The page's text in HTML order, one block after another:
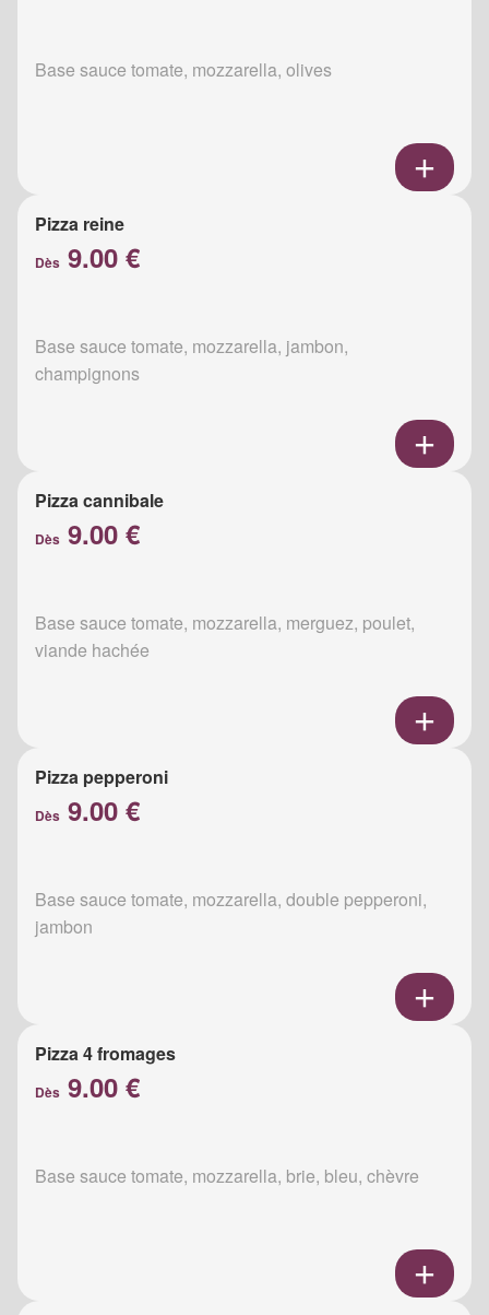
Base sauce tomate, mozzarella, olives
Pizza reine
Dès 9.00 €
Base sauce tomate, mozzarella, jambon,
champignons
Pizza cannibale
Dès 9.00 €
Base sauce tomate, mozzarella, merguez, poulet,
viande hachée
Pizza pepperoni
Dès 9.00 €
Base sauce tomate, mozzarella, double pepperoni,
jambon
Pizza 4 fromages
Dès 9.00 €
Base sauce tomate, mozzarella, brie, bleu, chèvre